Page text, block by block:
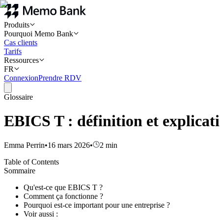
Produits
Pourquoi Memo Bank
Cas clients
Tarifs
Ressources
FR
ConnexionPrendre RDV
Glossaire
EBICS T : définition et
Emma Perrin•16 mars 2026• 2 min
Table of Contents
Sommaire
Qu'est-ce que EBICS T ?
Comment ça fonctionne ?
Pourquoi est-ce important pour une entreprise ?
Voir aussi :